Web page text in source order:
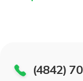
(4842)
Полезное